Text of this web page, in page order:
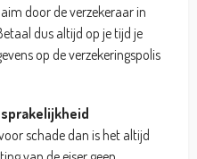
door de verzekeraar in
dus altijd op je tijd je
op de verzekeringspolis
schade dan is het altijd